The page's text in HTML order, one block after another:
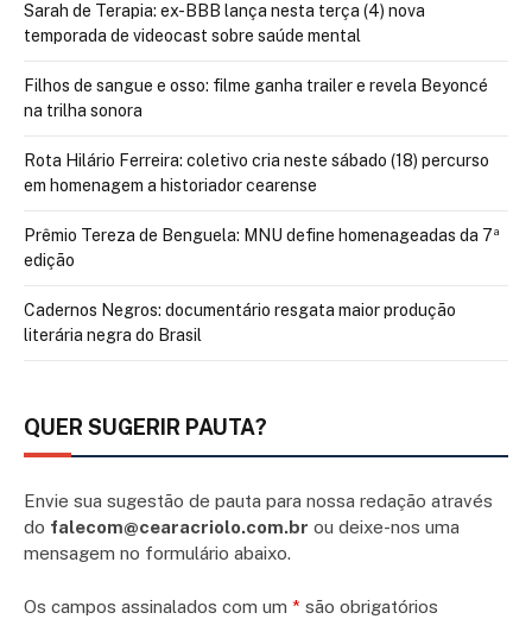
Sarah de Terapia: ex-BBB lança nesta terça (4) nova
temporada de videocast sobre saúde mental
Filhos de sangue e osso: filme ganha trailer e revela Beyoncé
na trilha sonora
Rota Hilário Ferreira: coletivo cria neste sábado (18) percurso
em homenagem a historiador cearense
Prêmio Tereza de Benguela: MNU define homenageadas da 7ª
edição
Cadernos Negros: documentário resgata maior produção
literária negra do Brasil
QUER SUGERIR PAUTA?
Envie sua sugestão de pauta para nossa redação através
do falecom@cearacriolo.com.br ou deixe-nos uma
mensagem no formulário abaixo.
Os campos assinalados com um * são obrigatórios